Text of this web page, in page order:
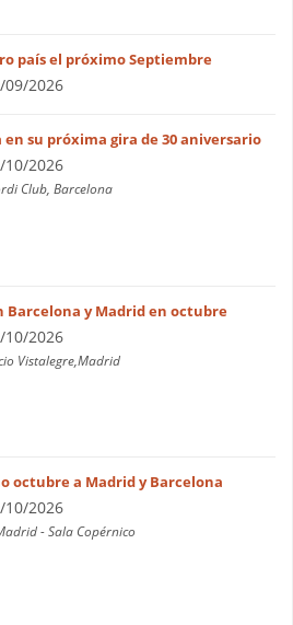
país el próximo Septiembre
09/2026
en su próxima gira de 30 aniversario
10/2026
Club, Barcelona
Barcelona y Madrid en octubre
10/2026
Vistalegre,Madrid
octubre a Madrid y Barcelona
10/2026
- Sala Copérnico